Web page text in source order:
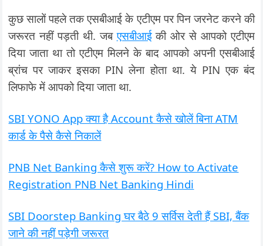
कुछ सालों पहले तक एसबीआई के एटीएम पर पिन जरनेट करने की
जरूरत नहीं पड़ती थी. जबएसबीआईकी ओर से आपको एटीएम
दिया जाता था तो एटीएम मिलने के बाद आपको अपनी एसबीआई
ब्रांच पर जाकर इसका PIN लेना होता था. ये PIN एक बंद
लिफाफे में आपको दिया जाता था.
SBI YONO App क्या है Account कैसे खोलें बिना ATM
कार्ड के पैसे कैसे निकालें
PNB Net Banking कैसे शुरू करें? How to Activate
Registration PNB Net Banking Hindi
SBI Doorstep Banking घर बैठे 9 सर्विस देती हैं SBI, बैंक
जाने की नहीं पड़ेगी जरूरत